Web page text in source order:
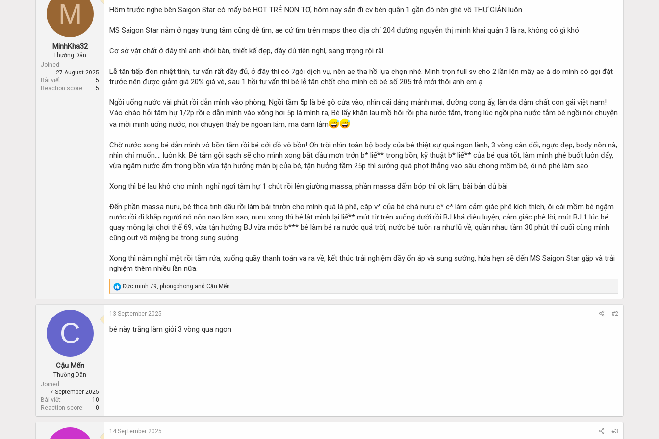
r
d
e
M
MinhKha32
Thường Dân
Joined
27 August 2025
Bài viết
5
Reaction score
5
Hôm trước nghe bên Saigon Star có mấy bé HOT TRẺ NON TƠ, hôm nay sẵn đi cv bên quận 1 gần đó nên ghé vô THƯ GIẢN luôn.
MS Saigon Star nằm ở ngay trung tâm cũng dễ tìm, ae cứ tìm trên maps theo địa chỉ 204 đường nguyễn thị minh khai quận 3 là ra, không có gì khó
Cơ sở vật chất ở đây thì anh khỏi bàn, thiết kế đẹp, đầy đủ tiện nghi, sang trọng rội rãi.
Lễ tân tiếp đón nhiệt tình, tư vấn rất đầy đủ, ở đây thì có 7gói dịch vụ, nên ae tha hồ lựa chọn nhé. Mình trọn full sv cho 2 lần lên mây ae à do mình có gọi đặt
trước nên được giảm giá 20% giá vé, sau 1 hồi tư vấn thì bé lễ tân chốt cho mình cô bé số 205 trẻ mới thôi anh em ạ.
Ngồi uống nước vài phút rồi dẫn mình vào phòng, Ngồi tầm 5p là bé gõ cửa vào, nhìn cái dáng mảnh mai, đường cong ấy, làn da đậm chất con gái việt nam!
Vào chào hỏi tâm hự 1/2p rồi e dẫn mình vào xông hơi 5p là mình ra, Bé lấy khăn lau mồ hôi rồi pha nước tắm, trong lúc ngồi pha nước tắm bé ngồi nói chuyện
và mời mình uống nước, nói chuyện thấy bé ngoan lắm, mà dâm lắm
Chờ nước xong bé dẫn mình vô bồn tắm rồi bé cởi đồ vô bồn! Ơn trời nhìn toàn bộ body của bé thiệt sự quá ngon lành, 3 vòng cân đối, ngực đẹp, body nõn nà,
nhìn chỉ muốn.... luôn kk. Bé tắm gội sạch sẽ cho mình xong bắt đầu mơn trớn b* liế** trong bồn, kỹ thuật b* liế** của bé quá tốt, làm mình phê buốt luôn đấy,
vừa ngâm nước ấm trong bồn vừa tận hưởng màn bj của bé, tận hưởng tầm 25p thì sướng quá phọt thẳng vào sâu chong mồm bé, ôi nó phê làm sao
Xong thì bé lau khô cho mình, nghỉ ngơi tâm hự 1 chút rồi lên giường massa, phần massa đấm bóp thì ok lắm, bài bản đủ bài
Đến phần massa nuru, bé thoa tinh dầu rồi làm bài trườn cho mình quá là phê, cặp v* của bé chà nuru c* c* làm cảm giác phê kích thích, ôi cái mồm bé ngậm
nước rồi đi khắp người nó nôn nao làm sao, nuru xong thì bé lật mình lại liế** mút từ trên xuống dưới rồi BJ khá điêu luyện, cảm giác phê lòi, mút BJ 1 lúc bé
quay mông lại chơi thế 69, vừa tận hưởng BJ vừa móc b*** bé làm bé ra nước quá trời, nước bé tuôn ra như lũ về, quần nhau tầm 30 phút thì cuối cùng mình
cũng out vô miệng bé trong sung sướng.
Xong thì nằm nghỉ mệt rồi tắm rửa, xuống quầy thanh toán và ra về, kết thúc trải nghiệm đầy ổn áp và sung sướng, hứa hẹn sẽ đến MS Saigon Star gặp và trải
nghiệm thêm nhiều lần nữa.
R
e
a
t
o
Đức minh 79, phongphong and Cậu Mến
C
Cậu Mến
Thường Dân
Joined
7 September 2025
Bài viết
10
Reaction score
0
13 September 2025 #2
bé này trắng làm giỏi 3 vòng qua ngon
14 September 2025 #3